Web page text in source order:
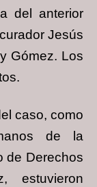
del anterior
Jesús
Gómez. Los
caso, como
de la
de Derechos
estuvieron